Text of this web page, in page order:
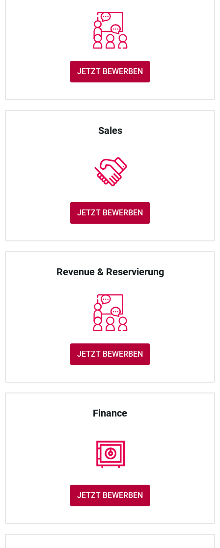
JETZT BEWERBEN
Sales
JETZT BEWERBEN
Revenue & Reservierung
JETZT BEWERBEN
Finance
JETZT BEWERBEN